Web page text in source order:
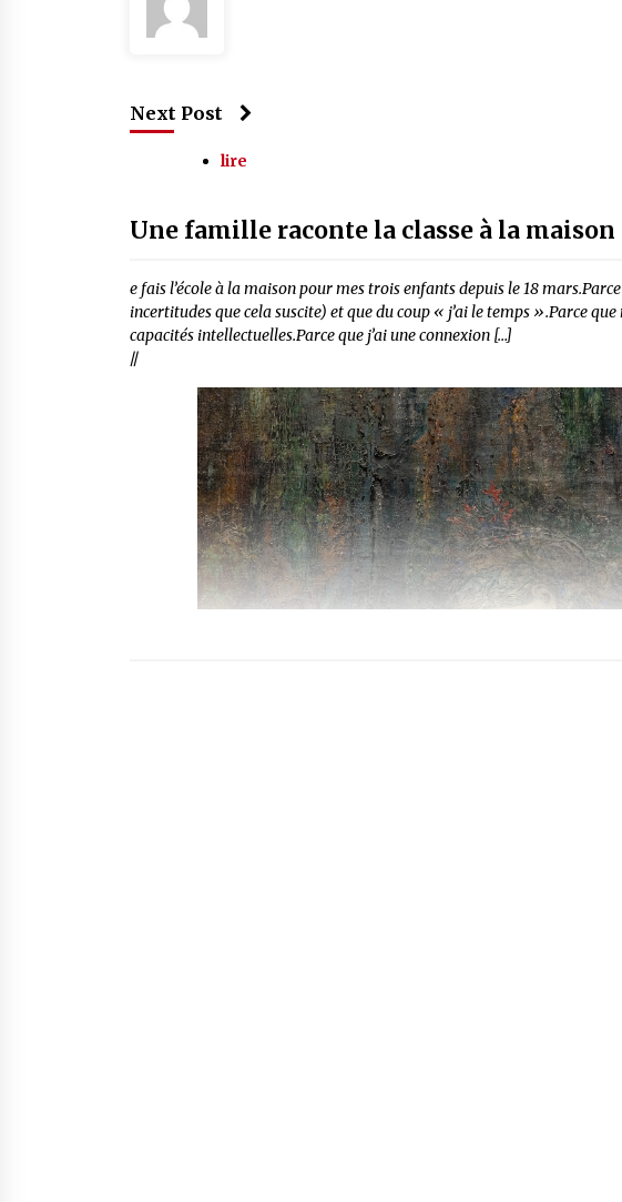
Next Post
lire
Une famille raconte la classe à la maison
e fais l’école à la maison pour mes trois enfants depuis le 18
incertitudes que cela suscite) et que du coup « j’ai le temps ».Parce
capacités intellectuelles.Parce que j’ai une connexion […]
//